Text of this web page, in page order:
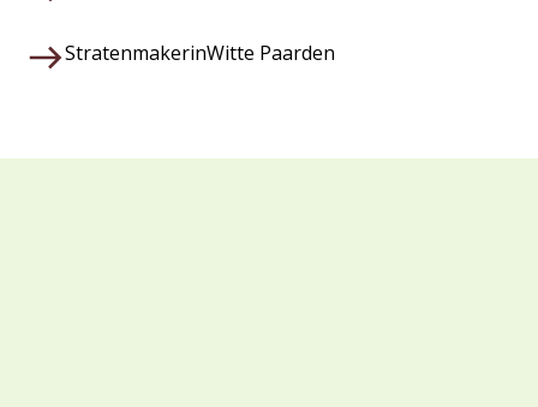
StratenmakerinWitte Paarden